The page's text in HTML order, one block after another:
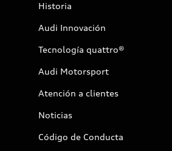
Historia
Audi Innovación
Tecnología quattro®
Audi Motorsport
Atención a clientes
Noticias
Código de Conducta